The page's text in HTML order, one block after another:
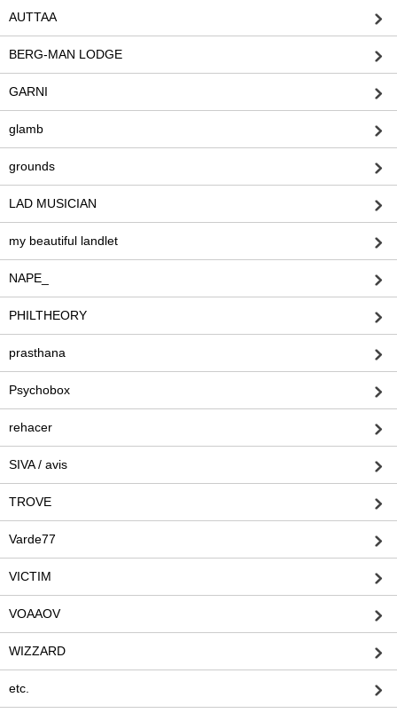
AUTTAA
BERG-MAN LODGE
GARNI
glamb
grounds
LAD MUSICIAN
my beautiful landlet
NAPE_
PHILTHEORY
prasthana
Psychobox
rehacer
SIVA / avis
TROVE
Varde77
VICTIM
VOAAOV
WIZZARD
etc.